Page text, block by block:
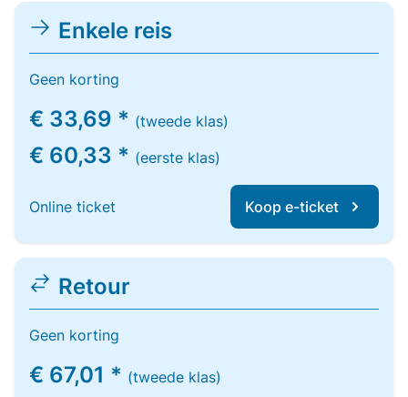
Enkele reis
Geen korting
€ 33,69 * (tweede klas)
€ 60,33 * (eerste klas)
Online ticket Koop e-ticket
Retour
Geen korting
€ 67,01 * (tweede klas)